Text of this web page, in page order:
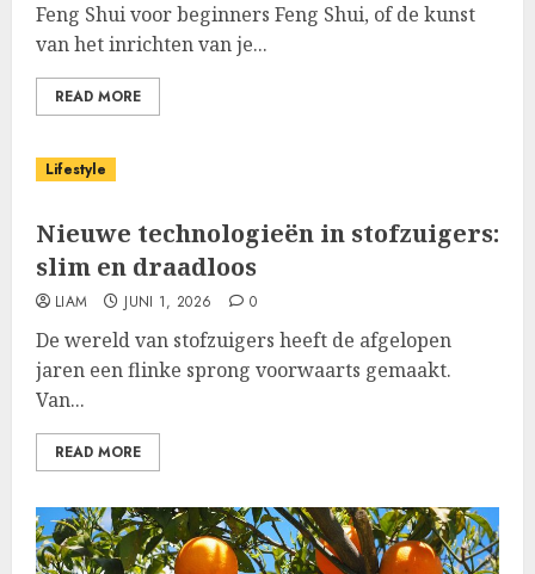
Feng Shui voor beginners Feng Shui, of de kunst
van het inrichten van je...
READ MORE
Lifestyle
Nieuwe technologieën in stofzuigers:
slim en draadloos
LIAM JUNI 1, 2026 0
De wereld van stofzuigers heeft de afgelopen
jaren een flinke sprong voorwaarts gemaakt.
Van...
READ MORE